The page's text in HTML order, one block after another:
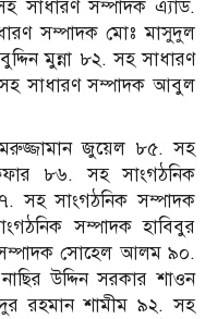
সাধারণ সম্পাদক এ্যাড.
সম্পাদক মোঃ মাসুদুল
মুন্না ৮২. সহ সাধারণ
সাধারণ সম্পাদক আবুল
জুয়েল ৮৫. সহ
৮৬. সহ সাংগঠনিক
সহ সাংগঠনিক সম্পাদক
সম্পাদক হাবিবুর
সম্পাদক সোহেল আলম ৯০.
উদ্দিন সরকার শাওন
রহমান শামীম ৯২. সহ